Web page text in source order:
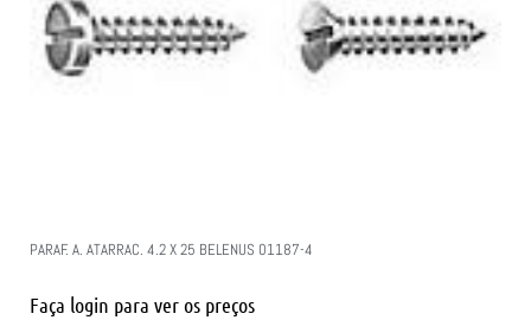
PARAF. A. ATARRAC. 4.2 X 25 BELENUS 01187-4
Faça login para ver os preços